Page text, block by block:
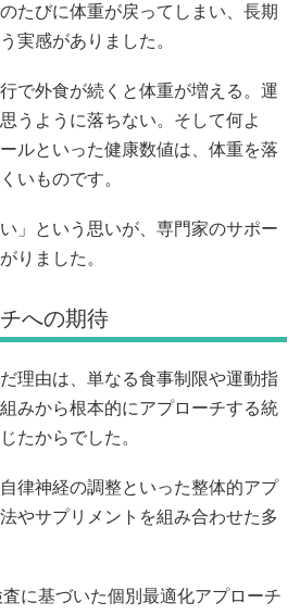
たびに体重が戻ってしまい、長期
実感がありました。
で外食が続くと体重が増える。運
うように落ちない。そして何よ
ルといった健康数値は、体重を落
いものです。
」という思いが、専門家のサポー
りました。
への期待
理由は、単なる食事制限や運動指
みから根本的にアプローチする統
たからでした。
律神経の調整といった整体的アプ
やサプリメントを組み合わせた多
に基づいた個別最適化アプローチ